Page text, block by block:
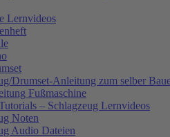
Lernvideos
Drumset-Anleitung zum selber
Fußmaschine
– Schlagzeug Lernvideos
Noten
Audio Dateien